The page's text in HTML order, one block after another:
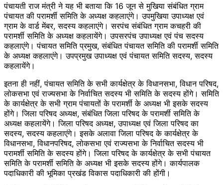
पंचायती राज मंत्री ने यह भी बताया कि 16 जून से मुखिया संबंधित ग्राम
पंचायत की परामर्शी समिति के अध्यक्ष कहलाएंगे। उपमुखिया उपाध्यक्ष एवं
ग्राम के वार्ड मेंबर, सदस्य कहलाएंगे। सरपंच संबंधित ग्राम कचहरी की
परामर्शी समिति के अध्यक्ष कहलायेंगे। उपसरपंच उपाध्यक्ष एवं पंच सदस्य
कहलाएंगे। पंचायत समिति प्रमुख, संबंधित पंचायत समिति की परामर्शी समिति
के अध्यक्ष कहलाएंगे। उपप्रमुख उपाध्यक्ष एवं पंचायत समिति सदस्य, सदस्य
कहलायेंगे।
इतना ही नहीं, पंचायत समिति के सभी कार्यक्षेत्र के विधानसभा, विधान परिषद,
लोकसभा एवं राज्यसभा के निर्वाचित सदस्य भी समिति के सदस्य होंगे। समिति
के कार्यक्षेत्र के सभी ग्राम पंचायतों के परामर्शी के अध्यक्ष भी इसके सदस्य
होंगे। जिला परिषद अध्यक्ष, संबंधित जिला परिषद के परामर्शी समिति के
अध्यक्ष कहलायेंगे। जिला परिषद अध्यक्ष, उपाध्यक्ष एवं जिला परिषद का
सदस्य, सदस्य कहलाएंगे। इसके अलावा जिला परिषद के कार्यक्षेत्र के
विधानसभा, विधानपरिषद, लोकसभा एवं राज्यसभा के निर्वाचित सदस्य भी
परामर्शी समिति के सदस्य होंगे। जिला परिषद के कार्यक्षेत्र के सभी पंचायत
समिति के परामर्शी समिति के अध्यक्ष भी इसके सदस्य होंगे। कार्यपालक
पदाधिकारी की भूमिका प्रखंड विकास पदाधिकारी की होंगी।